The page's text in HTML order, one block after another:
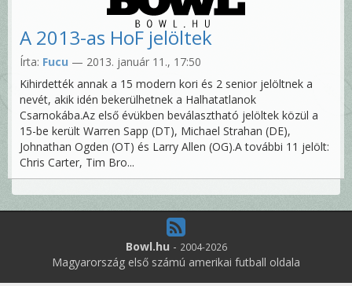
A 2013-as HoF jelöltek
Írta: Fucu — 2013. január 11., 17:50
Kihirdették annak a 15 modern kori és 2 senior jelöltnek a
nevét, akik idén bekerülhetnek a Halhatatlanok
Csarnokába.Az első évükben beválasztható jelöltek közül a
15-be került Warren Sapp (DT), Michael Strahan (DE),
Johnathan Ogden (OT) és Larry Allen (OG).A további 11 jelölt:
Chris Carter, Tim Bro...
Bowl.hu - 2004-2026
Magyarország első számú amerikai futball oldala